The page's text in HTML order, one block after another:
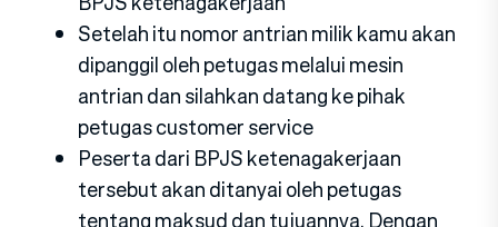
Setelah itu nomor antrian milik kamu akan
dipanggil oleh petugas melalui mesin
antrian dan silahkan datang ke pihak
petugas customer service
Peserta dari BPJS ketenagakerjaan
tersebut akan ditanyai oleh petugas
tentang maksud dan tujuannya. Dengan